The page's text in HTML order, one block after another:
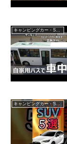
キャンピングカー・SUV人気車種